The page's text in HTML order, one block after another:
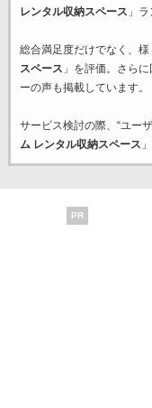
レンタル収納スペース 」
総合満足度だけでなく、様
スペース 」を評価。さら
ーの声も掲載しています。
サービス検討の際、“ユー
ム レンタル収納スペース
PR